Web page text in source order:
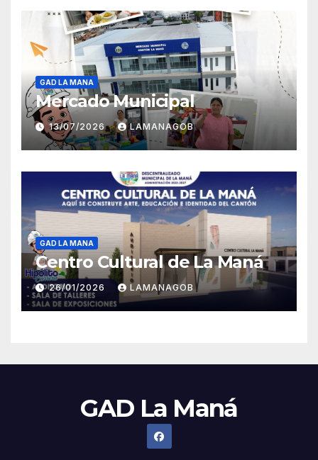
GAD LA MANA
Mercado Municipal
13/07/2026 LAMANAGOB
GAD LA MANA
Centro Cultural de La Maná
26/01/2026 LAMANAGOB
GAD La Maná